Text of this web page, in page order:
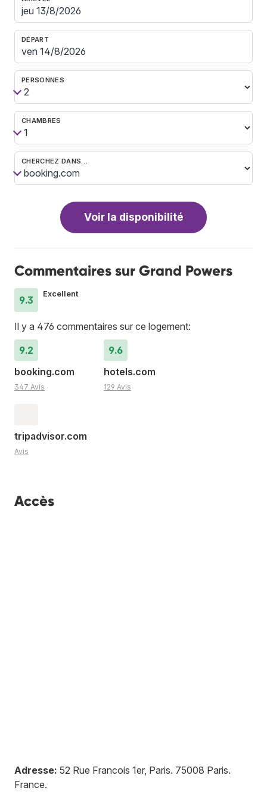
DÉPART
PERSONNES
CHAMBRES
CHERCHEZ DANS…
Voir la disponibilité
Commentaires sur Grand Powers
9.3
Excellent
Il y a 476 commentaires sur ce logement:
9.2
booking.com
347 Avis
9.6
hotels.com
129 Avis
tripadvisor.com
Avis
Accès
Adresse: 52 Rue Francois 1er, Paris. 75008 Paris.
France.